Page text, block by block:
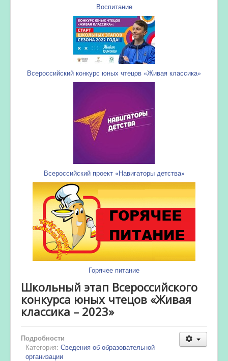
Воспитание
Всероссийский конкурс юных чтецов «Живая классика»
Всероссийский проект «Навигаторы детства»
Горячее питание
Школьный этап Всероссийского
конкурса юных чтецов «Живая
классика – 2023»
Подробности
Категория: Сведения об образовательной
организации